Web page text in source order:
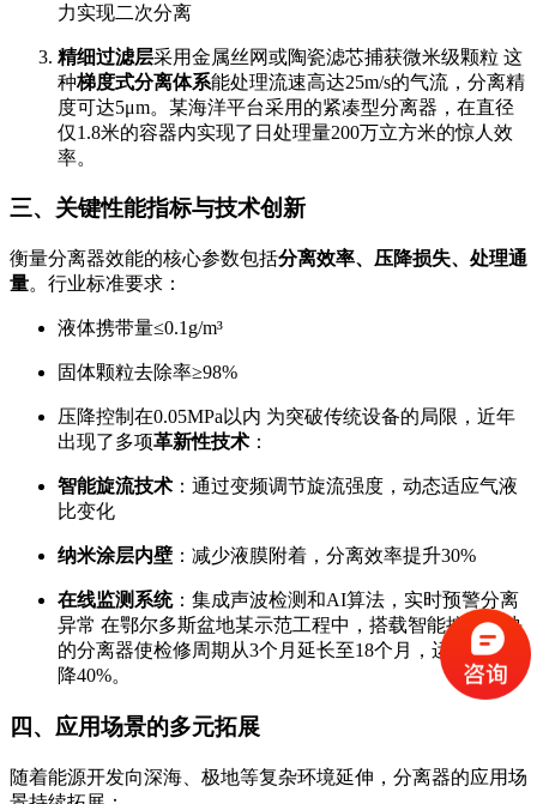
力实现二次分离
精细过滤层采用金属丝网或陶瓷滤芯捕获微米级颗粒 这
种梯度式分离体系能处理流速高达25m/s的气流，分离精
度可达5μm。某海洋平台采用的紧凑型分离器，在直径
仅1.8米的容器内实现了日处理量200万立方米的惊人效
率。
三、关键性能指标与技术创新
衡量分离器效能的核心参数包括分离效率、压降损失、处理通
量。行业标准要求：
液体携带量≤0.1g/m³
固体颗粒去除率≥98%
压降控制在0.05MPa以内 为突破传统设备的局限，近年
出现了多项革新性技术 ：
智能旋流技术 ：通过变频调节旋流强度，动态适应气液
比变化
纳米涂层内壁 ：减少液膜附着，分离效率提升30%
在线监测系统：集成声波检测和AI算法，实时预警分离
异常 在鄂尔多斯盆地某示范工程中，搭载智能控制模块
的分离器使检修周期从3个月延长至18个月，运维成本下
降40%。
四、应用场景的多元拓展
随着能源开发向深海、极地等复杂环境延伸，分离器的应用场